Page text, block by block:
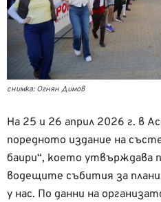
снимка: Огнян Димов
На 25 и 26 април 2026 г. в
поредното издание на
баири“, което утвърждава
водещите събития за
у нас. По данни на